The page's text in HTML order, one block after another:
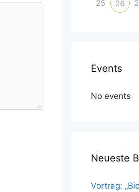
25 26
Events
No events
Neueste
Vortrag: